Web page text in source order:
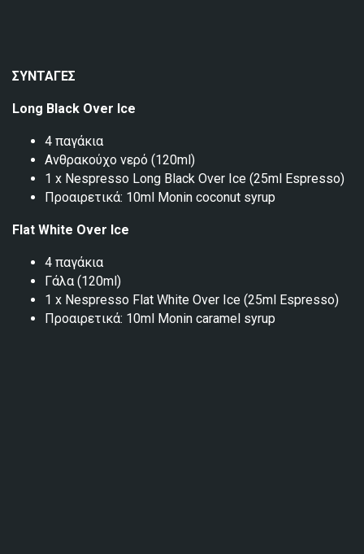
ΣΥΝΤΑΓΕΣ
Long Black Over Ice
4 παγάκια
Ανθρακούχο νερό (120ml)
1 x Nespresso Long Black Over Ice (25ml Espresso)
Προαιρετικά: 10ml Monin coconut syrup
Flat White Over Ice
4 παγάκια
Γάλα (120ml)
1 x Nespresso Flat White Over Ice (25ml Espresso)
Προαιρετικά: 10ml Monin caramel syrup